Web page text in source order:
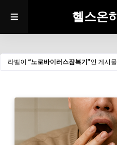
헬스온
라벨이 노로바이러스잠복기 인 게시